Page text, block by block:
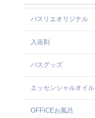
バスリエオリジナル
入浴剤
バスグッズ
エッセンシャルオイル
OFFICEお風呂